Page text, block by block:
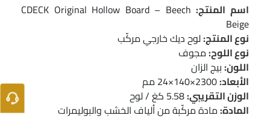
اسم المنتج: CDECK Original Hollow Board – Beech
Beige
نوع المنتج:لوح ديك خارجي مركّب
نوع اللوح:مجوف
اللون:بيج الزان
الأبعاد:
الوزن التقريبي:
المادة:مادة مركّبة من ألياف الخشب والبوليمرات